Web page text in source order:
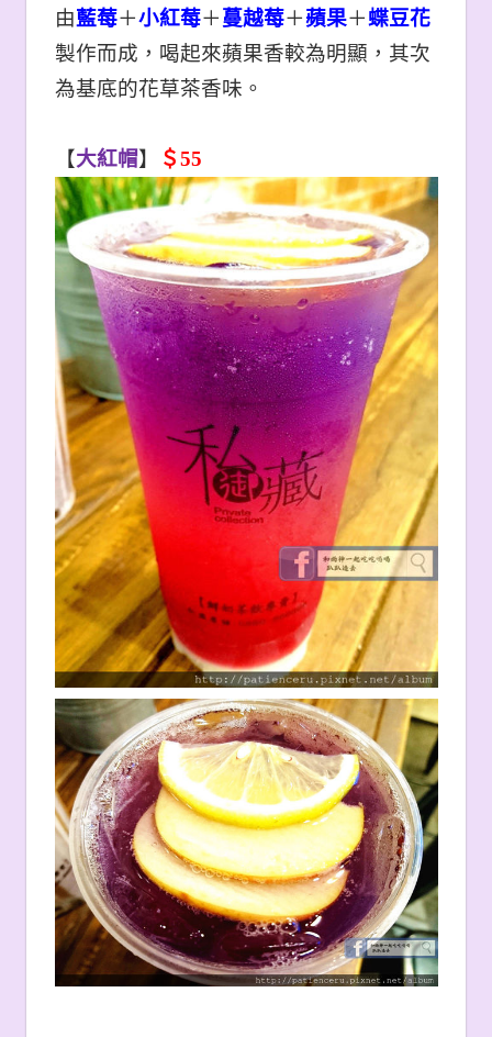
由藍莓＋小紅莓＋蔓越莓＋蘋果＋蝶豆花
製作而成，喝起來蘋果香較為明顯，其次
為基底的花草茶香味。
【大紅帽】 ＄55